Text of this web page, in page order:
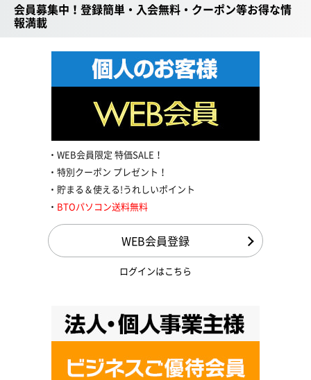
会員募集中！登録簡単・入会無料・クーポン等お得な情
報満載
WEB会員限定 特価SALE！
特別クーポン プレゼント！
貯まる＆使える!うれしいポイント
BTOパソコン送料無料
WEB会員登録
ログインはこちら